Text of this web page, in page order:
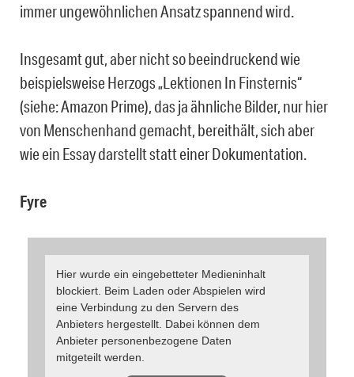
immer ungewöhnlichen Ansatz spannend wird.
Insgesamt gut, aber nicht so beeindruckend wie
beispielsweise Herzogs „Lektionen In Finsternis“
(siehe: Amazon Prime), das ja ähnliche Bilder, nur hier
von Menschenhand gemacht, bereithält, sich aber
wie ein Essay darstellt statt einer Dokumentation.
Fyre
Hier wurde ein eingebetteter Medieninhalt
blockiert. Beim Laden oder Abspielen wird
eine Verbindung zu den Servern des
Anbieters hergestellt. Dabei können dem
Anbieter personenbezogene Daten
mitgeteilt werden.